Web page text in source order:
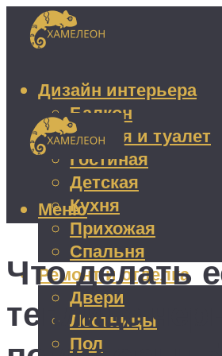
Дизайн интерьера
Балкон
Ванная и туалет
Гостиная
Детская
Кухня
Прихожая
Спальня
Ремонт и отделка
Двери
Лестницы
Пол
Меню
Что делать
теплице